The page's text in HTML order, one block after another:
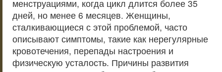
менструациями, когда цикл длится более 35
дней, но менее 6 месяцев. Женщины,
сталкивающиеся с этой проблемой, часто
описывают симптомы, такие как нерегулярные
кровотечения, перепады настроения и
физическую усталость. Причины развития